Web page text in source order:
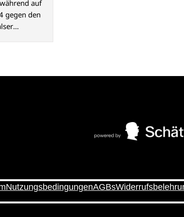
auf
gegen den
NutzungsbedingungenAGBs